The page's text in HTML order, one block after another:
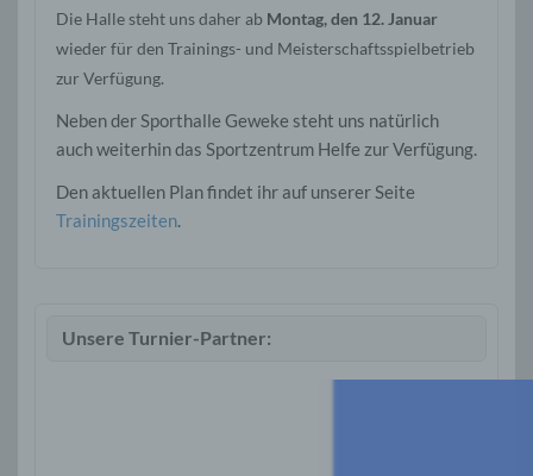
Die Halle steht uns daher ab Montag, den 12. Januar
wieder für den Trainings- und Meisterschaftsspielbetrieb
zur Verfügung.
Neben der Sporthalle Geweke steht uns natürlich
auch weiterhin das Sportzentrum Helfe zur Verfügung.
Den aktuellen Plan findet ihr auf unserer Seite
Trainingszeiten.
Unsere Turnier-Partner: